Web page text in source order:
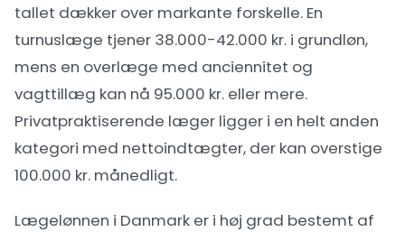
tallet dækker over markante forskelle. En
turnuslæge tjener 38.000-42.000 kr. i grundløn,
mens en overlæge med anciennitet og
vagttillæg kan nå 95.000 kr. eller mere.
Privatpraktiserende læger ligger i en helt anden
kategori med nettoindtægter, der kan overstige
100.000 kr. månedligt.
Lægelønnen i Danmark er i høj grad bestemt af